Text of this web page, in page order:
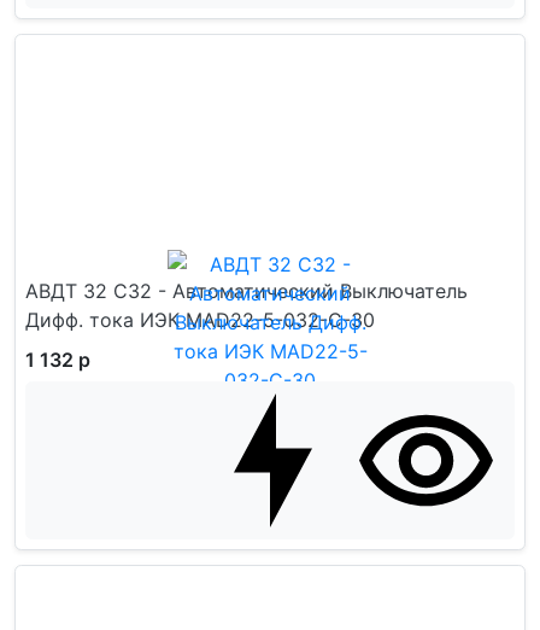
АВДТ 32 C32 - Автоматический Выключатель
Дифф. тока ИЭК MAD22-5-032-C-30
1 132 р